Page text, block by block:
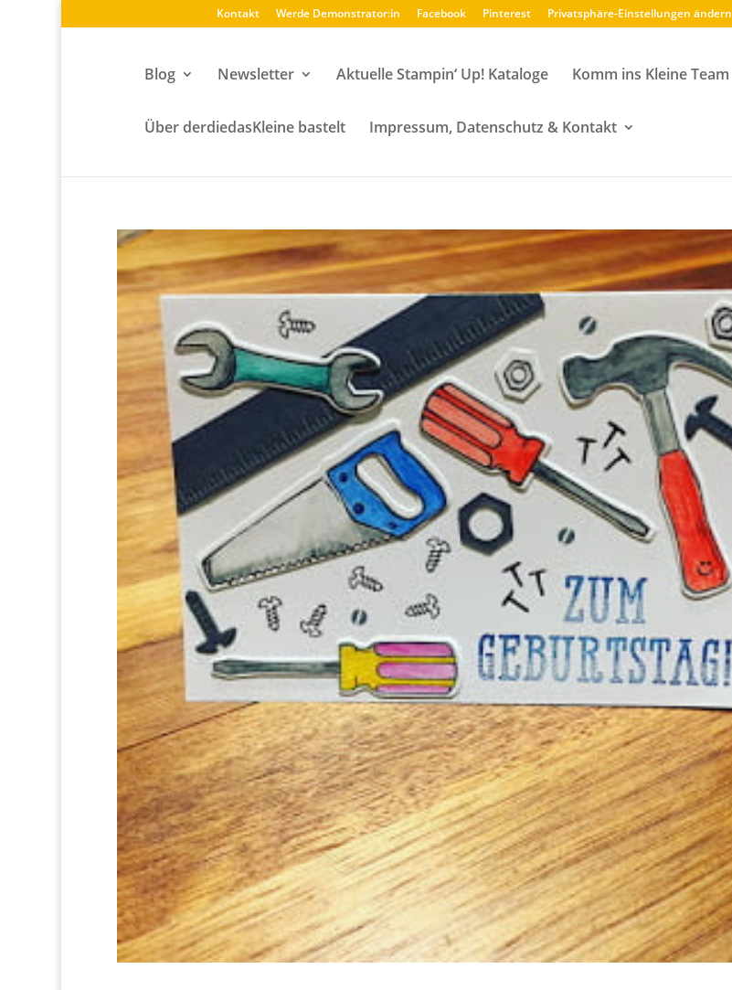
Kontakt Werde Demonstrator:in Facebook Pinterest Privatsphäre-Einstellungen ändern
Blog Newsletter Aktuelle Stampin‘ Up! Kataloge Komm ins Kleine Team
Über derdiedasKleine bastelt Impressum, Datenschutz & Kontakt